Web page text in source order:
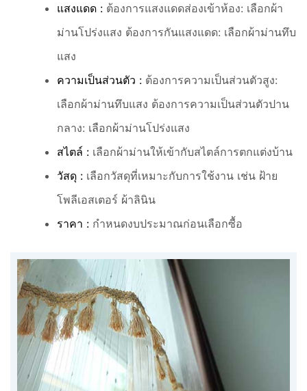
แสงแดด : ต้องการแสงแดดส่องเข้าห้อง: เลือกผ้า
ม่านโปร่งแสง ต้องการกันแสงแดด: เลือกผ้าม่านทึบ
แสง
ความเป็นส่วนตัว : ต้องการความเป็นส่วนตัวสูง:
เลือกผ้าม่านทึบแสง ต้องการความเป็นส่วนตัวปาน
กลาง: เลือกผ้าม่านโปร่งแสง
สไตล์ : เลือกผ้าม่านให้เข้ากับสไตล์การตกแต่งบ้าน
วัสดุ : เลือกวัสดุที่เหมาะกับการใช้งาน เช่น ฝ้าย
โพลีเอสเตอร์ ผ้าลินิน
ราคา : กำหนดงบประมาณก่อนเลือกซื้อ